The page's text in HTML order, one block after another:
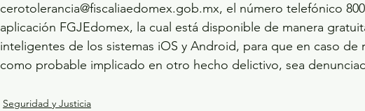
cerotolerancia@fiscaliaedomex.gob.mx, el número telefónico
aplicación FGJEdomex, la cual está disponible de manera
inteligentes de los sistemas iOS y Android, para que en caso
como probable implicado en otro hecho
Seguridad y Justicia